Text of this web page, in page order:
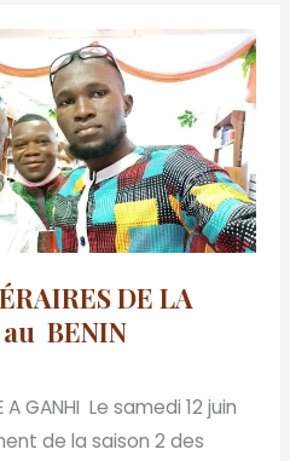
DE LA
BENIN
A GANHI Le samedi 12 juin
de la saison 2 des